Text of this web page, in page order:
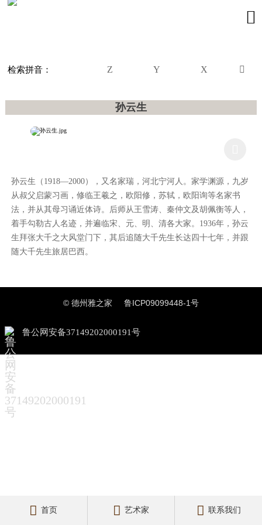

检索拼音： Z Y X 
孙云生
孙云生（1918—2000），又名家瑞，河北宁河人。家学渊源，九岁
从叔父启蒙习画，修临王羲之，欧阳修，苏轼，欧阳询等名家书
法，并从其母习诵近体诗。后师从王雪涛、秦仲文及胡佩衡等人，
着手勾勒古人名迹，并遍临宋、元、明、清各大家。1936年，孙云
生拜张大千之大风堂门下，其后追随大千先生长达四十七年，并跟
随大千先生旅居巴西。
© 德州雅之家 鲁ICP09099448-1号
鲁公网安备37149202000191号
 首页  艺术家  联系我们